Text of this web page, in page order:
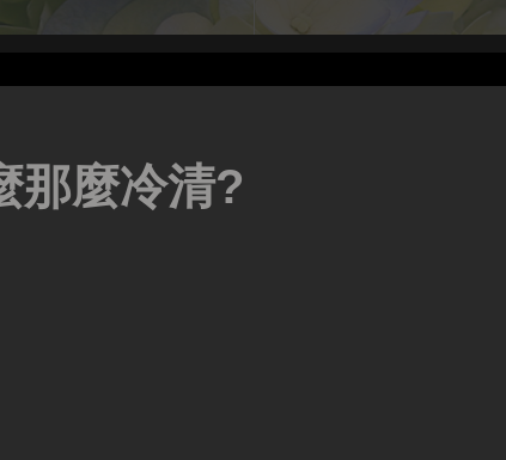
那麼冷清?